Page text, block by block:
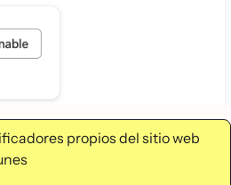
propios del sitio web